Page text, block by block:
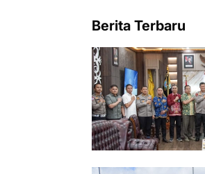
Berita Terbaru